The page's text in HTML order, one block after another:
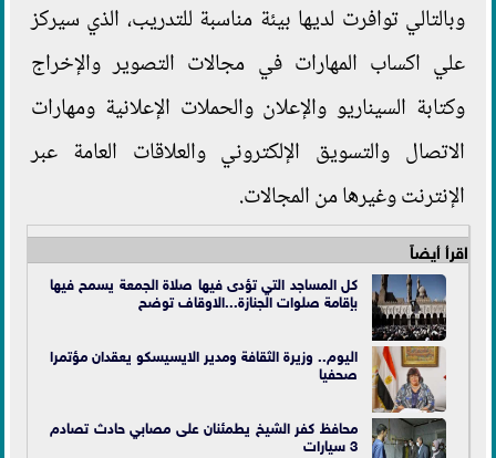
وبالتالي توافرت لديها بيئة مناسبة للتدريب، الذي سيركز
علي اكساب المهارات في مجالات التصوير والإخراج
وكتابة السيناريو والإعلان والحملات الإعلانية ومهارات
الاتصال والتسويق الإلكتروني والعلاقات العامة عبر
الإنترنت وغيرها من المجالات.
اقرأ أيضاً
كل المساجد التي تؤدى فيها صلاة الجمعة يسمح فيها
بإقامة صلوات الجنازة...الاوقاف توضح
اليوم.. وزيرة الثقافة ومدير الايسيسكو يعقدان مؤتمرا
صحفيا
محافظ كفر الشيخ يطمئنان على مصابي حادث تصادم
3 سيارات